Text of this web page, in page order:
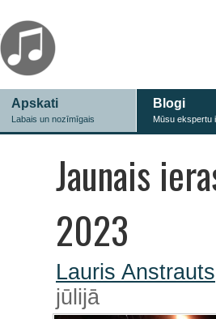
Apskati
Labais un nozīmīgais
Blogi
Mūsu ekspertu
Jaunais
2023
Lauris Anstrauts
jūlijā